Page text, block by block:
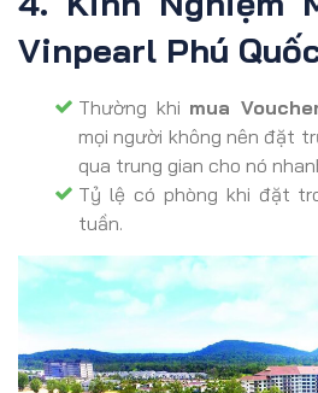
Vinpearl Phú
Thường khi mua
mọi người không nên đặt
qua trung gian cho nó
Tỷ lệ có phòng khi đặt
tuần.